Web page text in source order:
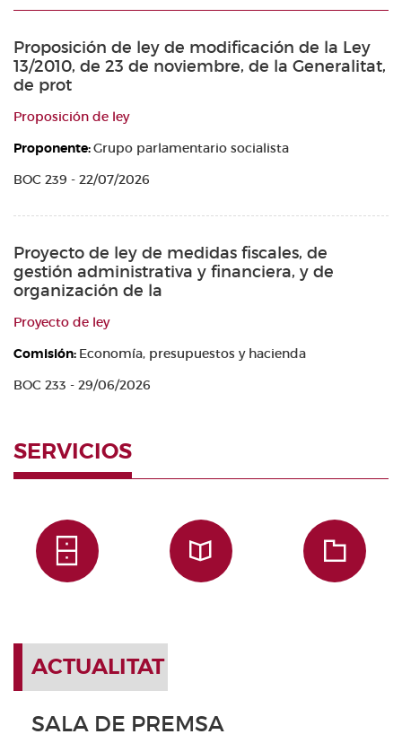
Proposición de ley de modificación de la Ley
13/2010, de 23 de noviembre, de la Generalitat,
de prot
Proposición de ley
Proponente:Grupo parlamentario socialista
BOC 239 - 22/07/2026
Proyecto de ley de medidas fiscales, de
gestión administrativa y financiera, y de
organización de la
Proyecto de ley
Comisión: Economía, presupuestos y hacienda
BOC 233 - 29/06/2026
SERVICIOS
ACTUALITAT
SALA DE PREMSA